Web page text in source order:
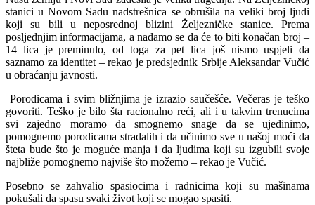
stanici u Novom Sadu nadstrešnica se obrušila na veliki broj ljudi
koji su bili u neposrednoj blizini Željezničke stanice. Prema
posljednjim informacijama, a nadamo se da će to biti konačan broj –
14 lica je preminulo, od toga za pet lica još nismo uspjeli da
saznamo za identitet – rekao je predsjednik Srbije Aleksandar Vučić
u obraćanju javnosti.
Porodicama i svim bližnjima je izrazio saučešće. Večeras je teško
govoriti. Teško je bilo šta racionalno reći, ali i u takvim trenucima
svi zajedno moramo da smognemo snage da se ujedinimo,
pomognemo porodicama stradalih i da učinimo sve u našoj moći da
šteta bude što je moguće manja i da ljudima koji su izgubili svoje
najbliže pomognemo najviše što možemo – rekao je Vučić.
Posebno se zahvalio spasiocima i radnicima koji su mašinama
pokušali da spasu svaki život koji se mogao spasiti.